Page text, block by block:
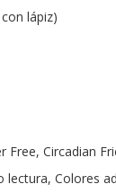
lápiz)
Free, Circadian
Colores